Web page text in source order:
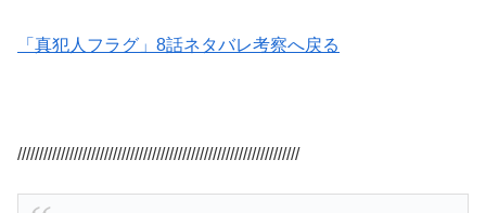
「真犯人フラグ」8話ネタバレ考察へ戻る
/////////////////////////////////////////////////////////////////